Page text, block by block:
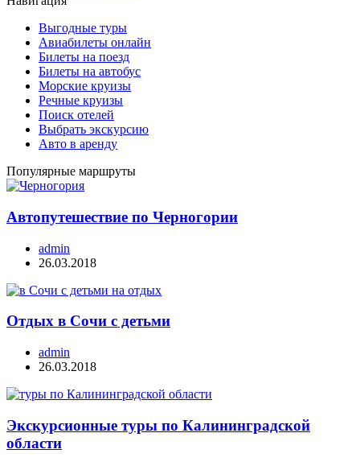
Выгодные туры
Авиабилеты онлайн
Билеты на поезд
Билеты на автобус
Морские круизы
Речные круизы
Поиск отелей
Выбрать экскурсию
Авто в аренду
Популярные маршруты
Автопутешествие по Черногории
admin
26.03.2018
Отдых в Сочи с детьми
admin
26.03.2018
Экскурсионные туры по Калининградской
области